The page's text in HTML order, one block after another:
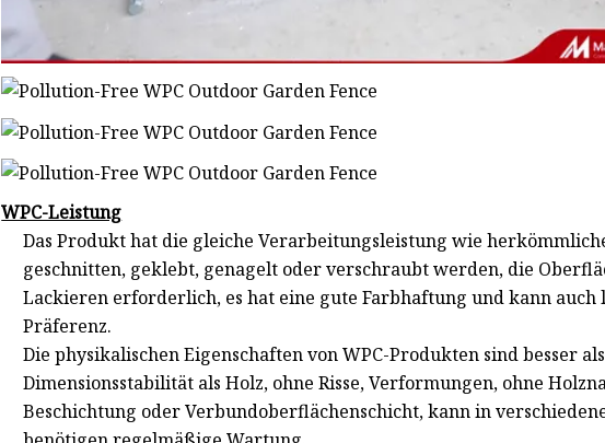
WPC-Leistung
Das Produkt hat die gleiche Verarbeitungsleistung wie
geschnitten, geklebt, genagelt oder verschraubt werden, die
Lackieren erforderlich, es hat eine gute Farbhaftung und kann
Präferenz.
Die physikalischen Eigenschaften von WPC-Produkten sind besser
Dimensionsstabilität als Holz, ohne Risse, Verformungen, ohne
Beschichtung oder Verbundoberflächenschicht, kann in